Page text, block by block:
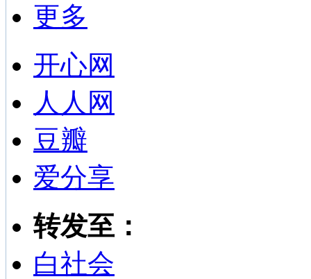
更多
开心网
人人网
豆瓣
爱分享
转发至：
白社会